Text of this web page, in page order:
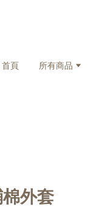
首頁 所有商品
外套